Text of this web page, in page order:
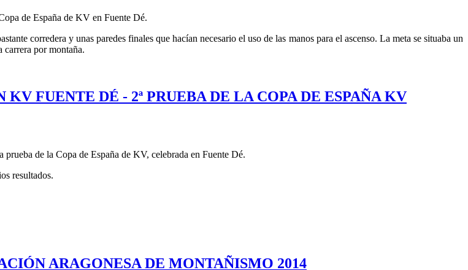
de España de KV en Fuente Dé.
corredera y unas paredes finales que hacían necesario el uso de las manos para el ascenso. La meta se situaba un
por montaña.
FUENTE DÉ - 2ª PRUEBA DE LA COPA DE ESPAÑA KV
de la Copa de España de KV, celebrada en Fuente Dé.
resultados.
ARAGONESA DE MONTAÑISMO 2014